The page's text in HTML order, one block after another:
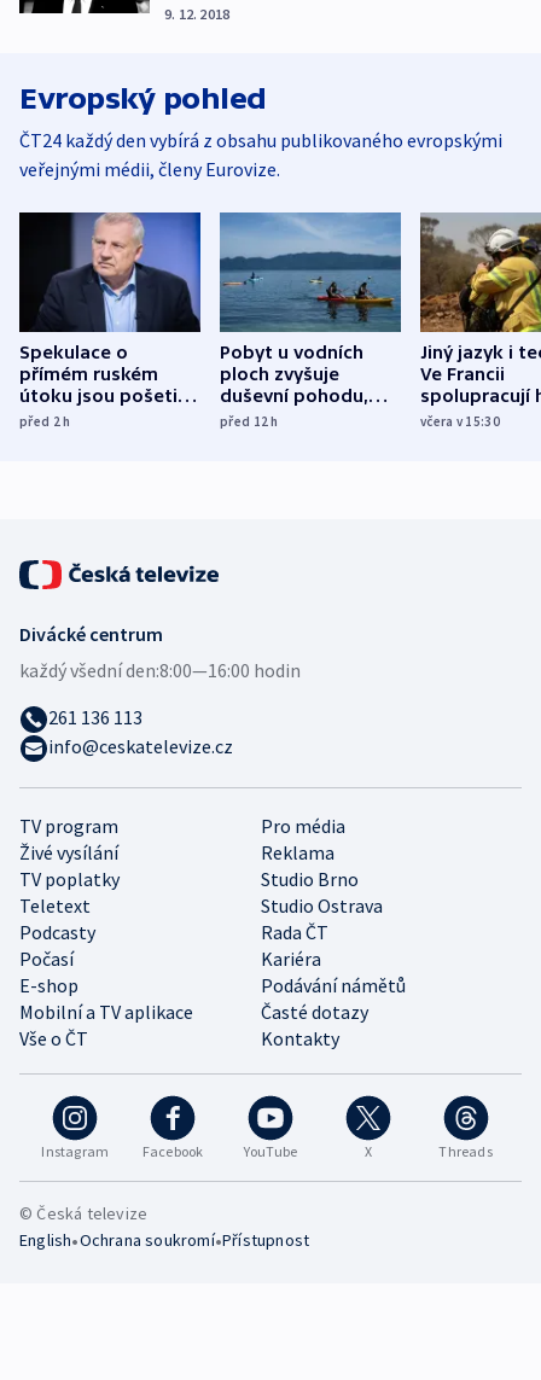
9. 12. 2018
Evropský pohled
ČT24 každý den vybírá z obsahu publikovaného evropskými
veřejnými médii, členy Eurovize.
Spekulace o
přímém ruském
útoku jsou pošetilé,
míní estonský
před 2h
Pobyt u vodních
ploch zvyšuje
duševní pohodu,
ukázala
před 12h
Jiný jazyk i
Ve Francii
spolupracují
různých zemí
včera v 15:30
Instagram Facebook YouTube X Threads
TV program
Pro média
Živé vysílání
Reklama
TV poplatky
Studio Brno
Teletext
Studio Ostrava
Podcasty
Rada ČT
Počasí
Kariéra
E-shop
Podávání námětů
Mobilní a TV aplikace
Časté dotazy
Vše o ČT
Kontakty
Divácké centrum
každý všední den:8:00—16:00 hodin
261 136 113
info@ceskatelevize.cz
© Česká televize
English•Ochrana soukromí•Přístupnost